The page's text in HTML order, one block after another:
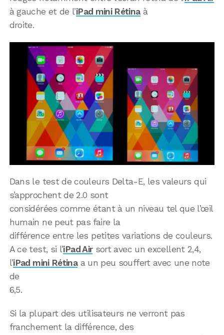
à gauche et de l’iPad mini Rétinaà
droite.
Dans le test de couleurs Delta-E, les valeurs qui
s’approchent de 2.0 sont
considérées comme étant à un niveau tel que l’œil
humain ne peut pas faire la
différence entre les petites variations de couleurs.
A ce test, si l’iPad Airsort avec un excellent 2,4,
l’iPad mini Rétinaa un peu souffert avec une note
de
6,5.
Si la plupart des utilisateurs ne verront pas
franchement la différence, des